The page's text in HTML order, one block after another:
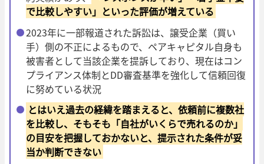
で比較しやすい」といった評価が増えている
2023年に一部報道された訴訟は、譲受企業（買い
手）側の不正によるもので、ペアキャピタル自身も
被害者として当該企業を提訴しており、現在はコン
プライアンス体制とDD審査基準を強化して信頼回復
に努めている状況
とはいえ過去の経緯を踏まえると、依頼前に複数社
を比較し、そもそも「自社がいくらで売れるのか」
の目安を把握しておかないと、提示された条件が妥
当か判断できない